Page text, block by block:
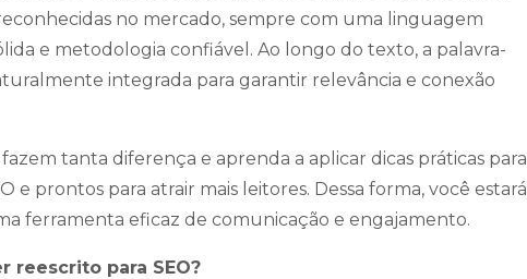
no mercado, sempre com uma linguagem
e metodologia confiável. Ao longo do texto, a palavra-
integrada para garantir relevância e conexão
tanta diferença e aprenda a aplicar dicas práticas para
e prontos para atrair mais leitores. Dessa forma, você estará
ferramenta eficaz de comunicação e engajamento.
para SEO?